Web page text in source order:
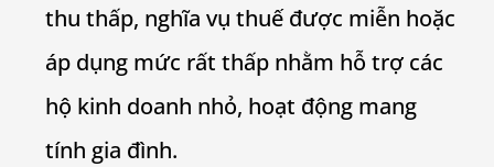
thu thấp, nghĩa vụ thuế được miễn hoặc
áp dụng mức rất thấp nhằm hỗ trợ các
hộ kinh doanh nhỏ, hoạt động mang
tính gia đình.